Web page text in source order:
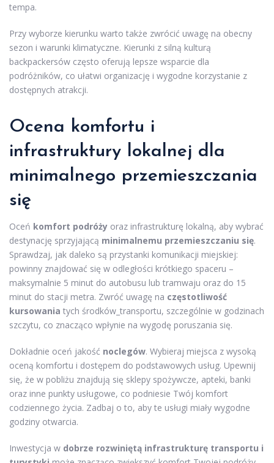
tempa.
Przy wyborze kierunku warto także zwrócić uwagę na obecny
sezon i warunki klimatyczne. Kierunki z silną kulturą
backpackersów często oferują lepsze wsparcie dla
podróżników, co ułatwi organizację i wygodne korzystanie z
dostępnych atrakcji.
Ocena komfortu i
infrastruktury lokalnej dla
minimalnego przemieszczania
się
Oceń komfort podróży oraz infrastrukturę lokalną, aby wybrać
destynację sprzyjającą minimalnemu przemieszczaniu się.
Sprawdzaj, jak daleko są przystanki komunikacji miejskiej:
powinny znajdować się w odległości krótkiego spaceru –
maksymalnie 5 minut do autobusu lub tramwaju oraz do 15
minut do stacji metra. Zwróć uwagę na częstotliwość
kursowania tych środków_transportu, szczególnie w godzinach
szczytu, co znacząco wpłynie na wygodę poruszania się.
Dokładnie oceń jakość noclegów. Wybieraj miejsca z wysoką
oceną komfortu i dostępem do podstawowych usług. Upewnij
się, że w pobliżu znajdują się sklepy spożywcze, apteki, banki
oraz inne punkty usługowe, co podniesie Twój komfort
codziennego życia. Zadbaj o to, aby te usługi miały wygodne
godziny otwarcia.
Inwestycja w dobrze rozwiniętą infrastrukturę transportu i